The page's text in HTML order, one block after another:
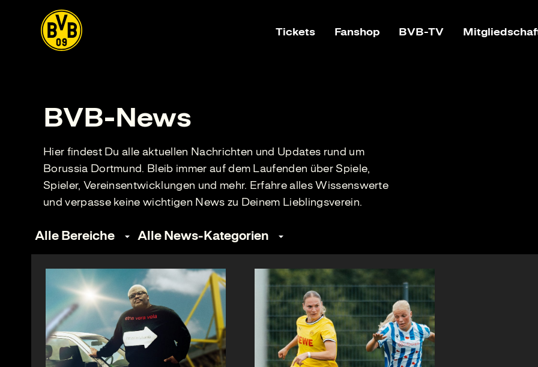
Tickets Fanshop BVB-TV
BVB-News
Hier findest Du alle aktuellen Nachrichten und Updates rund um
Borussia Dortmund. Bleib immer auf dem Laufenden über Spiele,
Spieler, Vereinsentwicklungen und mehr. Erfahre alles Wissenswerte
und verpasse keine wichtigen News zu Deinem Lieblingsverein.
Alle Bereiche Alle News-Kategorien